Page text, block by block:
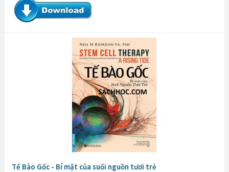
Tế Bào Gốc - Bí mật của suối nguồn tươi trẻ